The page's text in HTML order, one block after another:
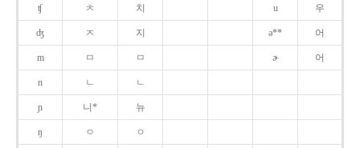
ʧ ㅊ 치 u 우
ʤ ㅈ 지 ə** 어
m ㅁ ㅁ ɚ 어
n ㄴ ㄴ
ɲ 니* 뉴
ŋ ㅇ ㅇ